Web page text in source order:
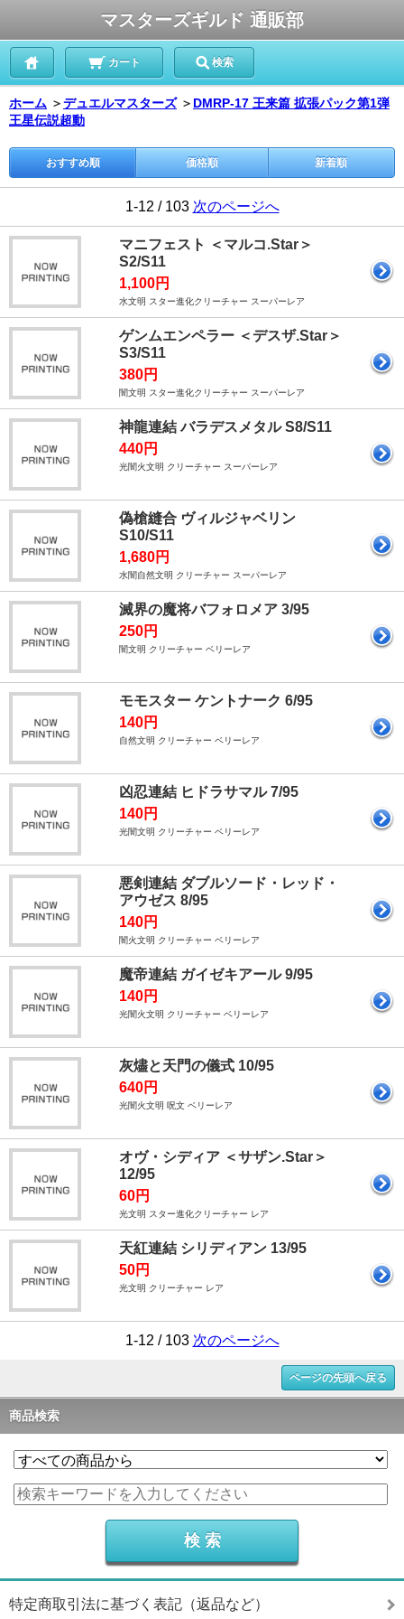
マスターズギルド 通販部
カート 検索
ホーム ＞デュエルマスターズ ＞ DMRP-17 王来篇 拡張パック第1弾
王星伝説超動
おすすめ順 価格順 新着順
1-12 / 103 次のページへ
マニフェスト ＜マルコ.Star＞
S2/S11
1,100円
水文明 スター進化クリーチャー スーパーレア
ゲンムエンペラー ＜デスザ.Star＞
S3/S11
380円
闇文明 スター進化クリーチャー スーパーレア
神龍連結 バラデスメタル S8/S11
440円
光闇火文明 クリーチャー スーパーレア
偽槍縫合 ヴィルジャベリン
S10/S11
1,680円
水闇自然文明 クリーチャー スーパーレア
滅界の魔将バフォロメア 3/95
250円
闇文明 クリーチャー ベリーレア
モモスター ケントナーク 6/95
140円
自然文明 クリーチャー ベリーレア
凶忍連結 ヒドラサマル 7/95
140円
光闇文明 クリーチャー ベリーレア
悪剣連結 ダブルソード・レッド・
アウゼス 8/95
140円
闇火文明 クリーチャー ベリーレア
魔帝連結 ガイゼキアール 9/95
140円
光闇火文明 クリーチャー ベリーレア
灰燼と天門の儀式 10/95
640円
光闇火文明 呪文 ベリーレア
オヴ・シディア ＜サザン.Star＞
12/95
60円
光文明 スター進化クリーチャー レア
天紅連結 シリディアン 13/95
50円
光文明 クリーチャー レア
1-12 / 103 次のページへ
ページの先頭へ戻る
商品検索
特定商取引法に基づく表記（返品など）